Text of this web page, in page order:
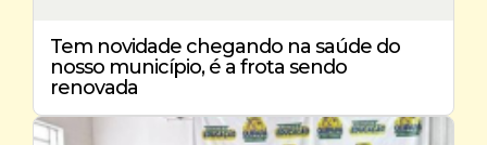
Tem novidade chegando na saúde do
nosso município, é a frota sendo
renovada